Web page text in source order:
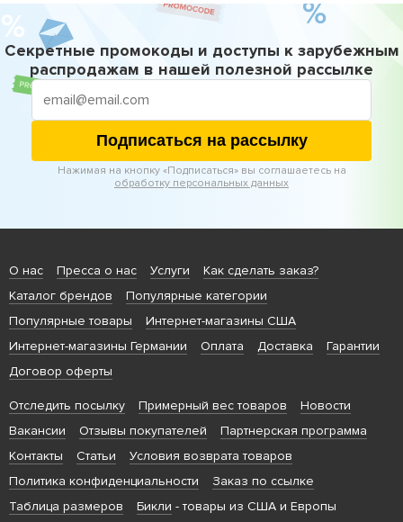
Секретные промокоды и доступы к зарубежным
распродажам в нашей полезной рассылке
Подписаться на рассылку
Нажимая на кнопку «Подписаться» вы соглашаетесь на
обработку персональных данных
О нас Пресса о нас Услуги
Как сделать заказ?
Каталог брендов
Популярные категории
Популярные товары
Интернет-магазины США
Интернет-магазины Германии
Оплата Доставка
Гарантии
Договор оферты
Отследить посылку Примерный вес товаров
Новости
Вакансии
Отзывы покупателей
Партнерская программа
Контакты
Статьи
Условия возврата товаров
Политика конфиденциальности
Заказ по ссылке
Таблица размеров
Бикли - товары из США и Европы